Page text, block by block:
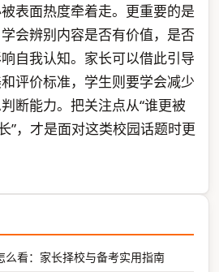
表面热度牵着走。更重要的是
会辨别内容是否有价值，是否
自我认知。家长可以借此引导
评价标准，学生则要学会减少
断能力。把关注点从“谁更被
”，才是面对这类校园话题时更
么看：家长择校与备考实用指南